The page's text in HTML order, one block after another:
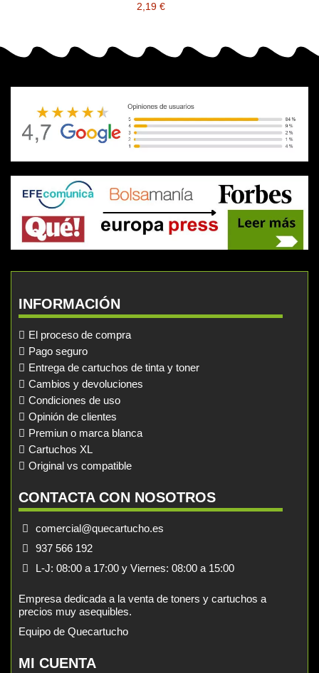
2,19 €
INFORMACIÓN
El proceso de compra
Pago seguro
Entrega de cartuchos de tinta y toner
Cambios y devoluciones
Condiciones de uso
Opinión de clientes
Premiun o marca blanca
Cartuchos XL
Original vs compatible
CONTACTA CON NOSOTROS
comercial@quecartucho.es
937 566 192
L-J: 08:00 a 17:00 y Viernes: 08:00 a 15:00
Empresa dedicada a la venta de toners y cartuchos a
precios muy asequibles.
Equipo de Quecartucho
MI CUENTA